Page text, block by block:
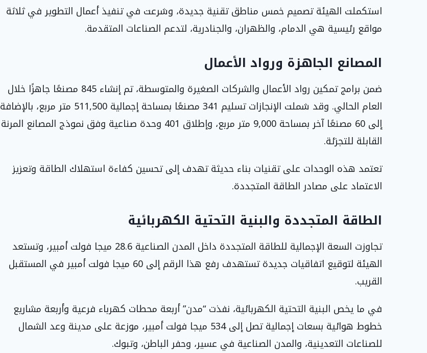
استكملت الهيئة تصميم خمس مناطق تقنية جديدة، وشرعت في تنفيذ أعمال التطوير في ثلاثة
مواقع رئيسية هي الدمام، والظهران، والجنادرية، لتدعم الصناعات المتقدمة.
المصانع الجاهزة ورواد الأعمال
ضمن برامج تمكين رواد الأعمال والشركات الصغيرة والمتوسطة، تم إنشاء 845 مصنعًا جاهزًا خلال
العام الحالي. وقد شملت الإنجازات تسليم 341 مصنعًا بمساحة إجمالية 511,500 متر مربع، بالإضافة
إلى 60 مصنعًا آخر بمساحة 9,000 متر مربع، وإطلاق 401 وحدة صناعية وفق نموذج المصانع المرنة
القابلة للتجزئة.
تعتمد هذه الوحدات على تقنيات بناء حديثة تهدف إلى تحسين كفاءة استهلاك الطاقة وتعزيز
الاعتماد على مصادر الطاقة المتجددة.
الطاقة المتجددة والبنية التحتية الكهربائية
تجاوزت السعة الإجمالية للطاقة المتجددة داخل المدن الصناعية 28.6 ميجا فولت أمبير، وتستعد
الهيئة لتوقيع اتفاقيات جديدة تستهدف رفع هذا الرقم إلى 60 ميجا فولت أمبير في المستقبل
القريب.
في ما يخص البنية التحتية الكهربائية، نفذت “مدن” أربعة محطات كهرباء فرعية وأربعة مشاريع
خطوط هوائية بسعات إجمالية تصل إلى 534 ميجا فولت أمبير، موزعة على مدينة وعد الشمال
للصناعات التعدينية، والمدن الصناعية في عسير، وحفر الباطن، وتبوك.